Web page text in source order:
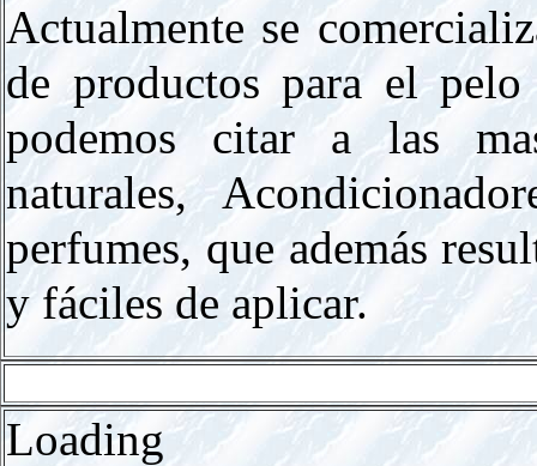
Actualmente se
de productos para el
podemos citar a las
naturales,
perfumes, que además
y fáciles de aplicar.
Loading